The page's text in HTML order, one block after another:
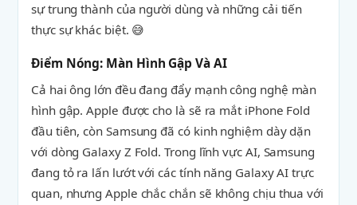
sự trung thành của người dùng và những cải tiến
thực sự khác biệt. 😅
Điểm Nóng: Màn Hình Gập Và AI
Cả hai ông lớn đều đang đẩy mạnh công nghệ màn
hình gập. Apple được cho là sẽ ra mắt iPhone Fold
đầu tiên, còn Samsung đã có kinh nghiệm dày dặn
với dòng Galaxy Z Fold. Trong lĩnh vực AI, Samsung
đang tỏ ra lấn lướt với các tính năng Galaxy AI trực
quan, nhưng Apple chắc chắn sẽ không chịu thua với